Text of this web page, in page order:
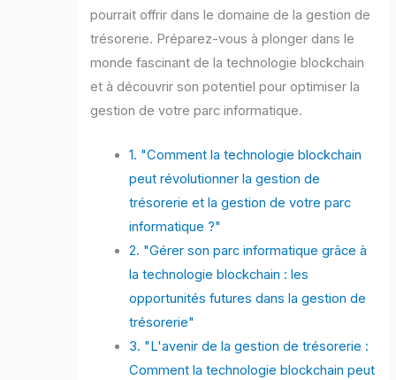
pourrait offrir dans le domaine de la gestion de
trésorerie. Préparez-vous à plonger dans le
monde fascinant de la technologie blockchain
et à découvrir son potentiel pour optimiser la
gestion de votre parc informatique.
1. "Comment la technologie blockchain
peut révolutionner la gestion de
trésorerie et la gestion de votre parc
informatique ?"
2. "Gérer son parc informatique grâce à
la technologie blockchain : les
opportunités futures dans la gestion de
trésorerie"
3. "L'avenir de la gestion de trésorerie :
Comment la technologie blockchain peut